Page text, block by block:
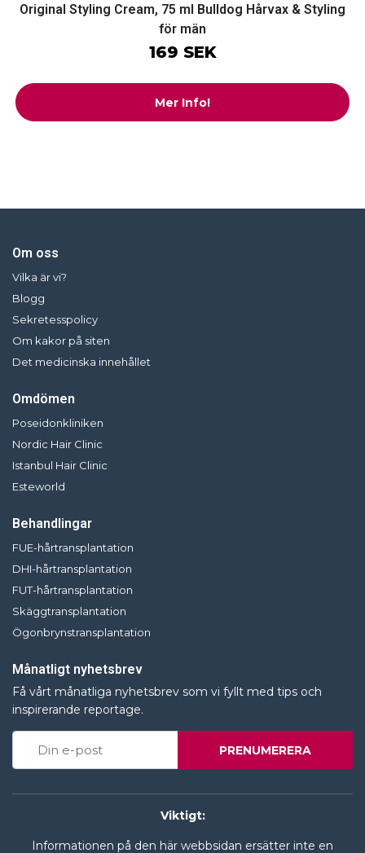
Original Styling Cream, 75 ml Bulldog Hårvax & Styling
för män
169 SEK
Mer Info!
Om oss
Vilka är vi?
Blogg
Sekretesspolicy
Om kakor på siten
Det medicinska innehållet
Omdömen
Poseidonkliniken
Nordic Hair Clinic
Istanbul Hair Clinic
Esteworld
Behandlingar
FUE-hårtransplantation
DHI-hårtransplantation
FUT-hårtransplantation
Skäggtransplantation
Ögonbrynstransplantation
Månatligt nyhetsbrev
Få vårt månatliga nyhetsbrev som vi fyllt med tips och
inspirerande reportage.
PRENUMERERA
Viktigt:
Informationen på den här webbsidan ersätter inte en